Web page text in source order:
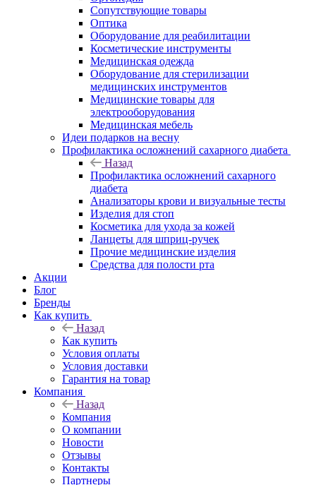
Сопутствующие товары
Оптика
Оборудование для реабилитации
Косметические инструменты
Медицинская одежда
Оборудование для стерилизации
медицинских инструментов
Медицинские товары для
электрооборудования
Медицинская мебель
Идеи подарков на весну
Профилактика осложнений сахарного диабета
Назад
Профилактика осложнений сахарного
диабета
Анализаторы крови и визуальные тесты
Изделия для стоп
Косметика для ухода за кожей
Ланцеты для шприц-ручек
Прочие медицинские изделия
Средства для полости рта
Акции
Блог
Бренды
Как купить
Назад
Как купить
Условия оплаты
Условия доставки
Гарантия на товар
Компания
Назад
Компания
О компании
Новости
Отзывы
Контакты
Партнеры